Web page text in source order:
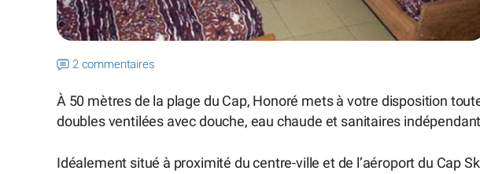
2 commentaires
À 50 mètres de la plage du Cap, Honoré mets à votre disposition
doubles ventilées avec douche, eau chaude et sanitaires
Idéalement situé à proximité du centre-ville et de l’aéroport du Cap